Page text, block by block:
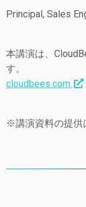
Principal, Sales
本講演は、
す。
cloudbees.com.
※講演資料の提供